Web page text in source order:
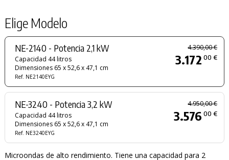
Elige Modelo
NE-2140 - Potencia 2,1 kW
Capacidad 44 litros
Dimensiones 65 x 52,6 x 47,1 cm
Ref. NE2140EYG
4.390,00 €
3.172 00 €
NE-3240 - Potencia 3,2 kW
Capacidad 44 litros
Dimensiones 65 x 52,6 x 47,1 cm
Ref. NE3240EYG
4.950,00 €
3.576 00 €
Microondas de alto rendimiento. Tiene una capacidad para 2